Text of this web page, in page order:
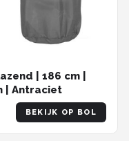
| 186 cm |
| Antraciet
BEKIJK OP BOL